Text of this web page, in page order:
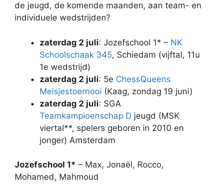
de jeugd, de komende maanden, aan team- en
individuele wedstrijden?
zaterdag 2 juli: Jozefschool 1* – NK
Schoolschaak 345, Schiedam (vijftal, 11u
1e wedstrijd)
zaterdag 2 juli: 5e ChessQueens
Meisjestoernooi (Kaag, zondag 19 juni)
zaterdag 2 juli: SGA
Teamkampioenschap D jeugd (MSK
viertal**, spelers geboren in 2010 en
jonger) Amsterdam
Jozefschool 1* – Max, Jonaël, Rocco,
Mohamed, Mahmoud